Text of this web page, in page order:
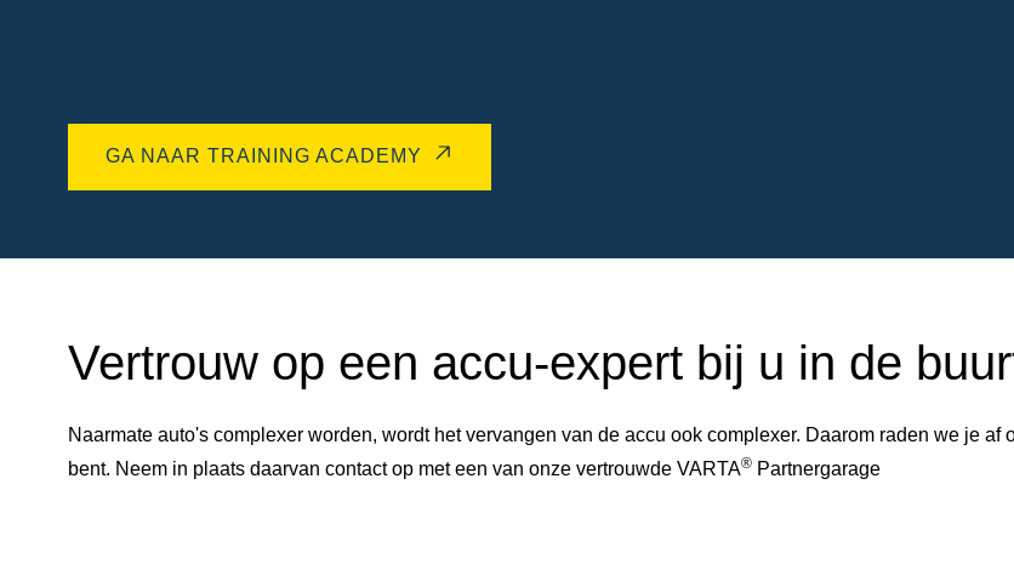
GA NAAR TRAINING ACADEMY
Vertrouw op een accu-expert bij u in de
Naarmate auto's complexer worden, wordt het vervangen van de accu ook complexer. Daarom raden we je
bent. Neem in plaats daarvan contact op met een van onze vertrouwde VARTA® Partnergarage